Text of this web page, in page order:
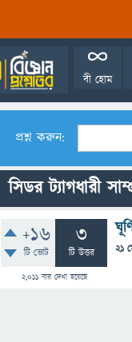
বী হোম
প্রশ্ন করুন:
সিডর ট্যাগধারী
+16
টি ভোট
3
টি উত্তর
2,011বার দেখা হয়েছে
21